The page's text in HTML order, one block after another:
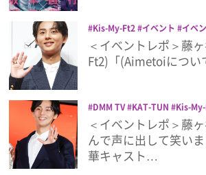
プライバシーポリシー
利用規約
お問い合わせ
Kis-My-Ft2 イベント
イベ
フレグランス
藤ヶ谷太輔 香
＜イベントレポ＞藤
Ft2)「(Aimetoiにつ
DMM TV KAT-TUN Kis-
ント
イベントレポ レポート
コの殺し屋生活
藤ヶ谷太輔
＜イベントレポ＞藤
んで声に出して笑い
華キャスト…